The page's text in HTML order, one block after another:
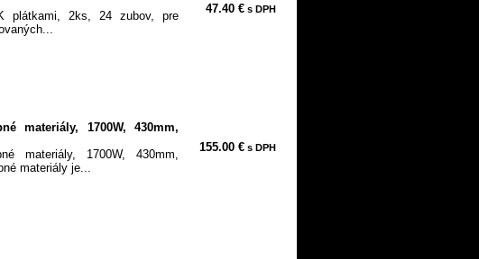
plátkami, 2ks, 24 zubov, pre
47.40 € s DPH
materiály, 1700W, 430mm,
materiály, 1700W, 430mm,
materiály je...
155.00 € s DPH